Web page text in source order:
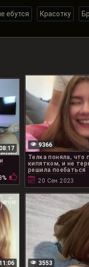
ебутся Красотку
08:17
9366
Телка поняла, что
кипятком, и не
решила поебаться
20 Сен 2023
11:06
3553